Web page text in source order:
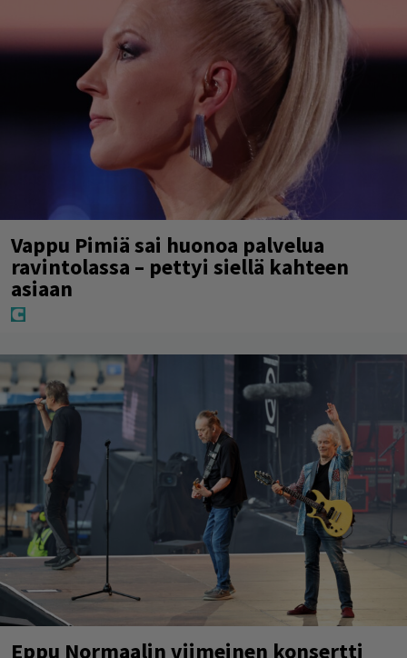
Vappu Pimiä sai huonoa palvelua
ravintolassa – pettyi siellä kahteen
asiaan
Eppu Normaalin viimeinen konsertti